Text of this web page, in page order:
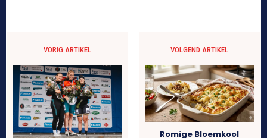
VORIG ARTIKEL VOLGEND ARTIKEL
Romige Bloemkool